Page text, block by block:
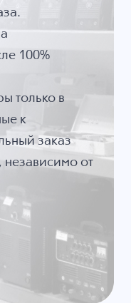
100%
только в
к
заказ
независимо от